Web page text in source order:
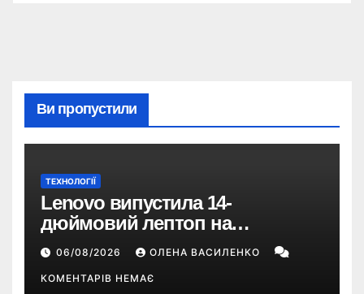
Ви пропустили
ТЕХНОЛОГІЇ
Lenovo випустила 14-
дюймовий лептоп на
Snapdragon X2 з автономністю
понад 33 години
06/08/2026 ОЛЕНА ВАСИЛЕНКО
КОМЕНТАРІВ НЕМАЄ